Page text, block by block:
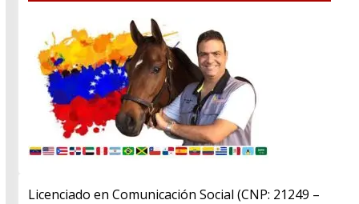
Licenciado en Comunicación Social (CNP: 21249 –